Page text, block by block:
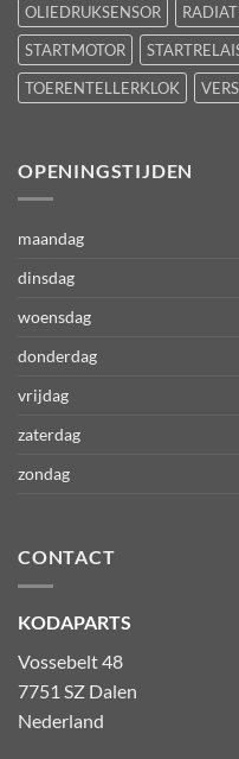
OLIEDRUKSENSOR
STARTMOTOR
TOERENTELLERKLOK
OPENINGSTIJDEN
maandag
dinsdag
woensdag
donderdag
vrijdag
zaterdag
zondag
CONTACT
KODAPARTS
Vossebelt 48
7751 SZ Dalen
Nederland